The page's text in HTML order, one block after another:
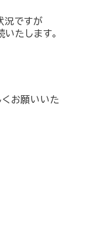
況ですが
たします。
お願いいた